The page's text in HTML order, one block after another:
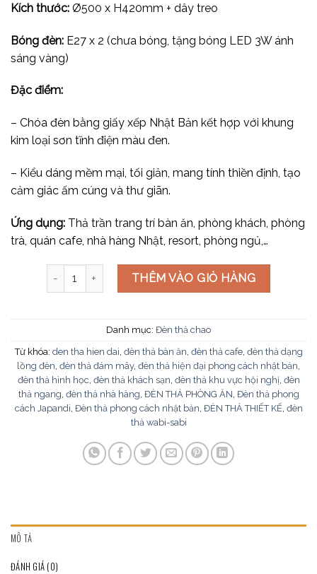
Kích thước: Ø500 x H420mm + dây treo
Bóng đèn: E27 x 2 (chưa bóng, tặng bóng LED 3W ánh
sáng vàng)
Đặc điểm:
– Chóa đèn bằng giấy xếp Nhật Bản kết hợp với khung
kim loại sơn tĩnh điện màu đen.
– Kiểu dáng mềm mại, tối giản, mang tính thiền định, tạo
cảm giác ấm cúng và thư giãn.
Ứng dụng: Thả trần trang trí bàn ăn, phòng khách, phòng
trà, quán cafe, nhà hàng Nhật, resort, phòng ngủ,…
Đèn thả phong cách Nhật Bản THD87 số lượng
THÊM VÀO GIỎ HÀNG
Danh mục: Đèn thả chao
Từ khóa: den tha hien dai đèn thả bàn ăn đèn thả cafe, đèn thả dạng
lồng đèn đèn thả đám mây, đèn thả hiện đại phong cách nhật bản
đèn thả hình học đèn thả khách sạn đèn thả khu vực hội nghị đèn
thả ngang đèn thả nhà hàng ĐÈN THẢ PHÒNG ĂN Đèn thả phong
cách Japandi Đèn thả phong cách nhật bản ĐÈN THẢ THIẾT KẾ đèn
thả wabi-sabi
MÔ TẢ
ĐÁNH GIÁ (0)